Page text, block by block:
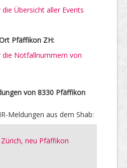
Übersicht aller Events
Pfäffikon ZH:
die Notfallnummern von
von 8330 Pfäffikon
Meldungen aus dem Shab:
neu Pfäffikon